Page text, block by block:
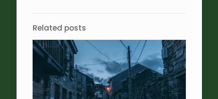
Related posts